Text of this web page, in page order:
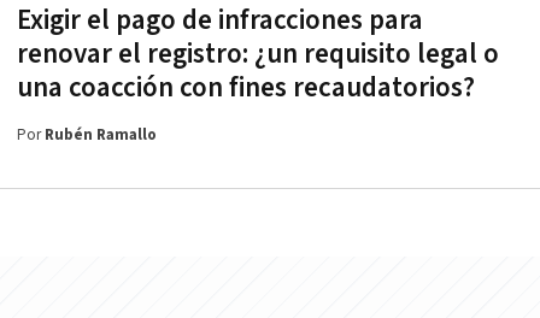
Exigir el pago de infracciones para
renovar el registro: ¿un requisito legal o
una coacción con fines recaudatorios?
PorRubén Ramallo